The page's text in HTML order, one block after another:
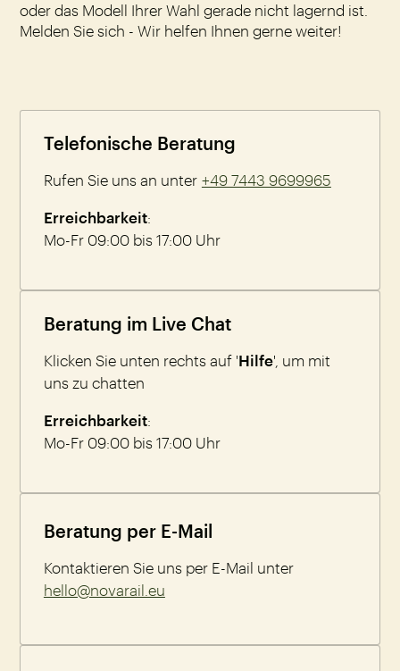
oder das Modell Ihrer Wahl gerade nicht lagernd ist.
Melden Sie sich - Wir helfen Ihnen gerne weiter!
Telefonische Beratung
Rufen Sie uns an unter +49 7443 9699965
Erreichbarkeit:
Mo-Fr 09:00 bis 17:00 Uhr
Beratung im Live Chat
Klicken Sie unten rechts auf 'Hilfe', um mit
uns zu chatten
Erreichbarkeit:
Mo-Fr 09:00 bis 17:00 Uhr
Beratung per E-Mail
Kontaktieren Sie uns per E-Mail unter
hello@novarail.eu